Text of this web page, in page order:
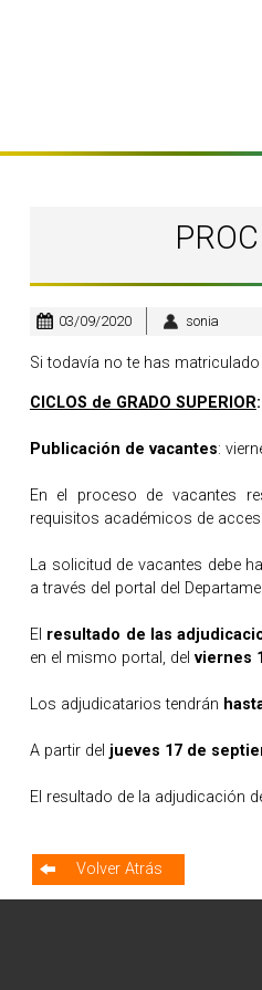
03/09/2020 sonia
Si todavía no te has matriculado
CICLOS de GRADO SUPERIOR:
Publicación de vacantes:
En el proceso de vacantes
requisitos académicos de
La solicitud de vacantes debe
a través del portal del
El resultado de las
en el mismo portal, del viernes
Los adjudicatarios tendrán
A partir del jueves 17 de
El resultado de la adjudicación
Volver Atrás